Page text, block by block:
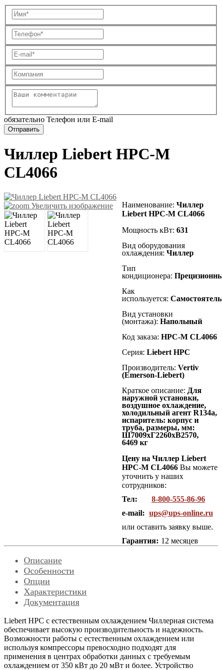
обязательно Телефон или E-mail
Чиллер Liebert HPC-M
CL4066
Увеличить изображение Наименование: Чиллер
Liebert HPC-M CL4066
Мощность кВт: 631
Вид оборудования
охлаждения: Чиллер
Тип
кондиционера:
Как
используется:
Вид установки
(монтажа): Напольный
Код заказа: HPC-M CL4066
Серия: Liebert HPC
Производитель: Vertiv
(Emerson-Liebert)
Краткое описание: Для
наружной установки,
воздушное охлаждение,
холодильный агент R134а,
испаритель: корпус и
труба, размеры, мм:
Ш7009хГ2260хВ2570,
6469 кг
Цену на Чиллер Liebert
HPC-M CL4066 Вы можете
уточнить у наших
сотрудников:
Тел:
8-800-555-86-96
e-mail: ups@ups-online.ru
или оставить заявку выше.
Гарантия: 12 месяцев
Описание
Особенности
Опции
Характеристики
Документация
Liebert HPС с естественным охлаждением Чиллерная система
обеспечивает высокую производительность и надежность.
Возможности работы с естественным охлаждением или
используя компрессоры превосходно подходят для
применения в центрах обработки данных с требуемым
охлаждением от 350 кВт до 20 мВт и более. Устройство